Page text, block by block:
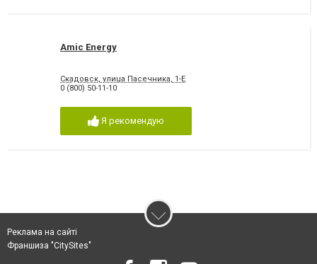
Amic Energy
Скадовск, улица Пасечника, 1-Е
0 (800) 50-11-10
Я рекомендую
Реклама на сайті
Франшиза "CitySites"